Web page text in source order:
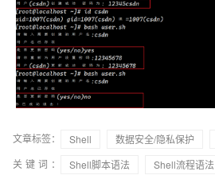
文章标签： Shell 数据安全/隐私保护
关键词：
Shell脚本语法 Shell流程语法